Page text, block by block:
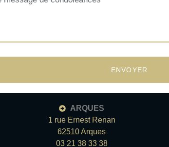
ENVOYER
ARQUES
1 rue Ernest Renan
62510 Arques
03 21 38 33 38